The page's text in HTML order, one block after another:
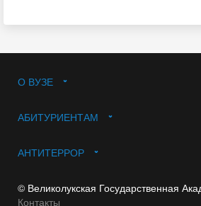
О ВУЗЕ
АБИТУРИЕНТАМ
АНТИТЕРРОР
© Великолукская Государственная
Контакты